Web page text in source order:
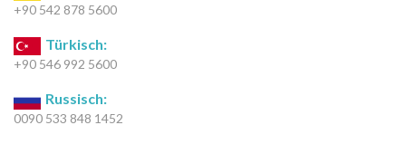
+90 542 878 5600
Türkisch:
+90 546 992 5600
Russisch:
0090 533 848 1452